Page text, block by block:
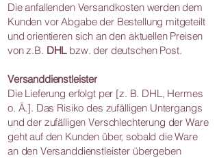
Die anfallenden Versandkosten werden dem
Kunden vor Abgabe der Bestellung mitgeteilt
und orientieren sich an den aktuellen Preisen
von z.B. DHL bzw. der deutschen Post.
Versanddienstleister
Die Lieferung erfolgt per [z. B. DHL, Hermes
o. Ä.]. Das Risiko des zufälligen Untergangs
und der zufälligen Verschlechterung der Ware
geht auf den Kunden über, sobald die Ware
an den Versanddienstleister übergeben